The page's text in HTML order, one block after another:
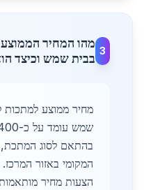
3
מהו המחיר
בבית שמש וכיצד
מחיר ממוצע למתכות
בהתאם לסוג המתכת,
המקומי באזור
הצעות מחיר